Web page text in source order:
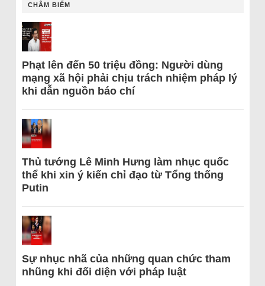
CHÂM BIẾM
Phạt lên đến 50 triệu đồng: Người dùng
mạng xã hội phải chịu trách nhiệm pháp lý
khi dẫn nguồn báo chí
Thủ tướng Lê Minh Hưng làm nhục quốc
thể khi xin ý kiến chỉ đạo từ Tổng thống
Putin
Sự nhục nhã của những quan chức tham
nhũng khi đối diện với pháp luật